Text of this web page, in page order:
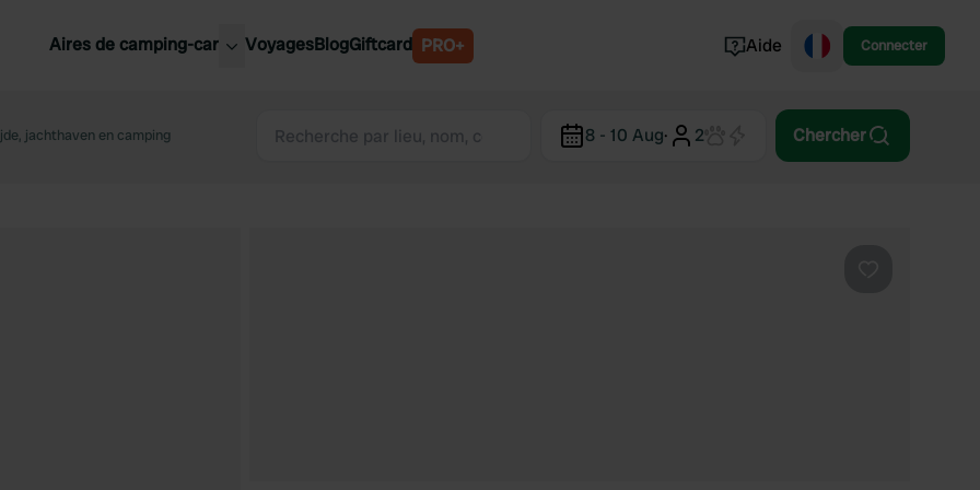
Aires de camping-car
Slovénie
VoyagesBlogGiftcard PRO+ Aide Connecter
jachthaven en camping 8 - 10 Aug· 2 Chercher